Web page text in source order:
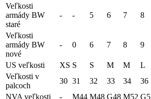
Veľkosti
armády BW
staré
- - 5 6 7 8
Veľkosti
armády BW
nové
- 0 6 7 8 9
US veľkosti XS S S M M L
Veľkosti v
palcoch
30 31 32 33 34 36
NVA veľkosti
- M44 M48 G48 M52